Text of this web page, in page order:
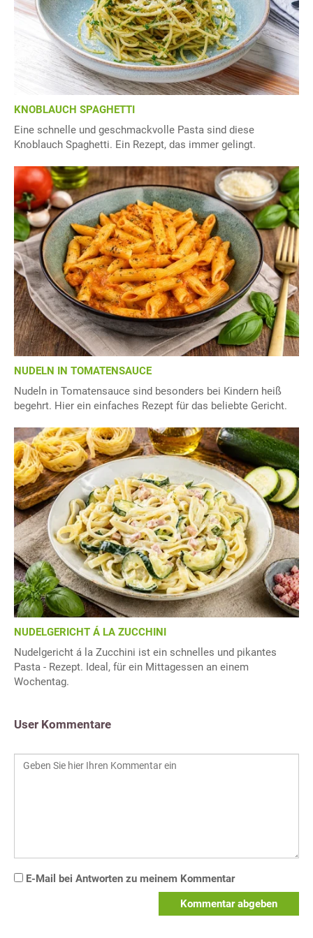
KNOBLAUCH SPAGHETTI
Eine schnelle und geschmackvolle Pasta sind diese
Knoblauch Spaghetti. Ein Rezept, das immer gelingt.
NUDELN IN TOMATENSAUCE
Nudeln in Tomatensauce sind besonders bei Kindern heiß
begehrt. Hier ein einfaches Rezept für das beliebte Gericht.
NUDELGERICHT Á LA ZUCCHINI
Nudelgericht á la Zucchini ist ein schnelles und pikantes
Pasta - Rezept. Ideal, für ein Mittagessen an einem
Wochentag.
User Kommentare
E-Mail bei Antworten zu meinem Kommentar
Kommentar abgeben